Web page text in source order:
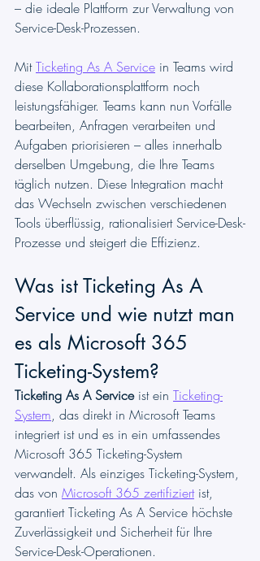
– die ideale Plattform zur Verwaltung von
Service-Desk-Prozessen.
Mit Ticketing As A Service in Teams wird
diese Kollaborationsplattform noch
leistungsfähiger. Teams kann nun Vorfälle
bearbeiten, Anfragen verarbeiten und
Aufgaben priorisieren – alles innerhalb
derselben Umgebung, die Ihre Teams
täglich nutzen. Diese Integration macht
das Wechseln zwischen verschiedenen
Tools überflüssig, rationalisiert Service-Desk-
Prozesse und steigert die Effizienz.
Was ist Ticketing As A
Service und wie nutzt man
es als Microsoft 365
Ticketing-System?
Ticketing As A Service ist ein Ticketing-
System, das direkt in Microsoft Teams
integriert ist und es in ein umfassendes
Microsoft 365 Ticketing-System
verwandelt. Als einziges Ticketing-System,
das von Microsoft 365 zertifiziert ist,
garantiert Ticketing As A Service höchste
Zuverlässigkeit und Sicherheit für Ihre
Service-Desk-Operationen.